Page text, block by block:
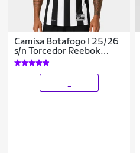
Camisa Botafogo I 25/26
s/n Torcedor Reebok
Masculina